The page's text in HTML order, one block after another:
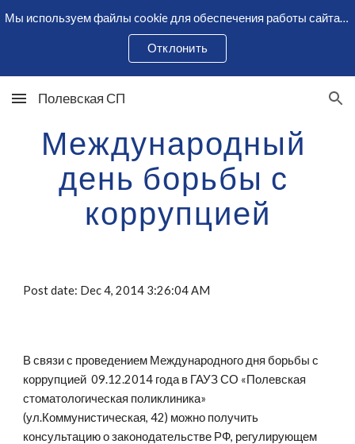
Skip to main content Skip to navigation
Мы используем файлы cookie для обеспечения работы сайта и сбора статистики. Оставаясь на сайте, вы соглашаетесь с использованием cookie.
Отклонить
Полевская СП
Международный
день борьбы с
коррупцией
Post date: Dec 4, 2014 3:26:04 AM
В связи с проведением Международного дня борьбы с
коррупцией  09.12.2014 года в ГАУЗ СО «Полевская
стоматологическая поликлиника»
(ул.Коммунистическая, 42) можно получить
консультацию о законодательстве РФ, регулирующем